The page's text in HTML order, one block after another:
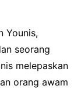
Younis,
seorang
melepaskan
orang awam